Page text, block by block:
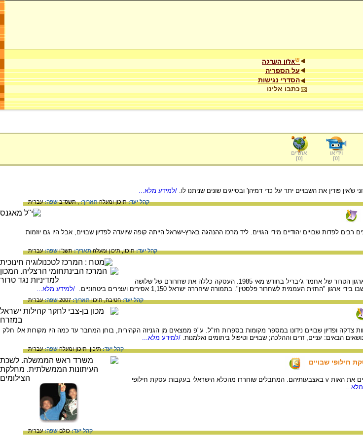
על הספריה
הסדרי נגישות
כתבו אלינו
וידיאו
[
0
]
אתרים
[
0
]
פודין את השבויים יתר על כדי דמיהן' ובסייגים שונים שניתנו לו. /למידע מלא...
קהל יעד:תיכון ומעלהתאריך:, תשס"בשפה:עברית
לפדות שבויים יהודיים מידי הגויים. ליד מרכז ההנהגה בארץ-ישראל הייתה קופה שיועדה לפדיון שבויים, אבל היו גם יוזמות
קהל יעד:תיכון,תיכון ומעלהתאריך:תשנ"ושפה:עברית
על עסקת חילופי השבויים שביצעה ממשלת ישראל עם ארגון הטרור של אחמד ג'יבריל בחודש מאי 1985. העסקה כללה את שחרורם של שלושה
העממית לשחרור פלסטין". בתמורה שיחררה ישראל 1,150 אסירים ועצירים ביטחוניים.
/למידע מלא...
קהל יעד:חטיבה,תיכוןתאריך:2007 שפה:עברית
ופדיון שבויים נידונו במספר מקומות בספרות חז"ל. ע"פ ממצאים מן הגניזה הקהירית, בוחן המחבר עד כמה היו מקורות אלו חלק
הבאים: עניים, זרים וההלכה; שבויים וטיפול ביתומים ואלמנות. /למידע מלא...
קהל יעד:תיכון,תיכון ומעלהשפה:עברית
חילופי שבויים
מחבלים פלסטינים מרימים ידיהם בתנועת ניצחון ומסמנים את האות v באצבעותיהם. המחבלים שוחררו מהכלא הישראלי בעקבות עסקת חילופי
קהל יעד:כולםשפה:עברית